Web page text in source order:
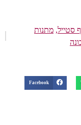
,מתנות
Facebook